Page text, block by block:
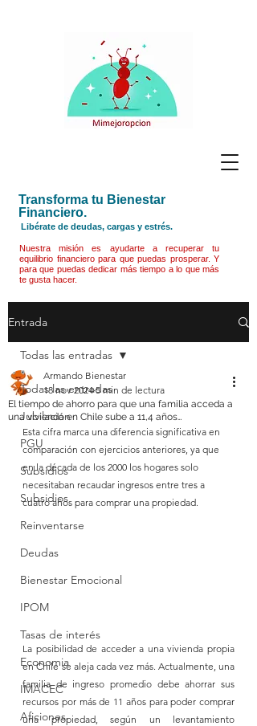
Transforma tu Bienestar
Financiero.
Libérate de deudas, cargas y estrés.
Nuestra misión es ayudarte a recuperar tu
equilibrio financiero para que puedas prosperar. Y
para que puedas dedicar más tiempo a lo que más
te gusta hacer.
Entrada
Todas las entradas
Jubilación
PGU
Subsidios
Subsidios
Reinventarse
Deudas
Bienestar Emocional
IPOM
Tasas de interés
Economia
IMACEC
Aficiones.
Todas las entradas
El tiempo de ahorro para que una familia acceda a
una vivienda en Chile sube a 11,4 años…
Armando Bienestar
18 nov 2024 5 min de lectura
Esta cifra marca una diferencia significativa en
comparación con ejercicios anteriores, ya que
en la década de los 2000 los hogares solo
necesitaban recaudar ingresos entre tres a
cuatro años para comprar una propiedad.
La posibilidad de acceder a una vivienda propia
en Chile se aleja cada vez más. Actualmente, una
familia de ingreso promedio debe ahorrar sus
recursos por más de 11 años para poder comprar
una propiedad, según un levantamiento